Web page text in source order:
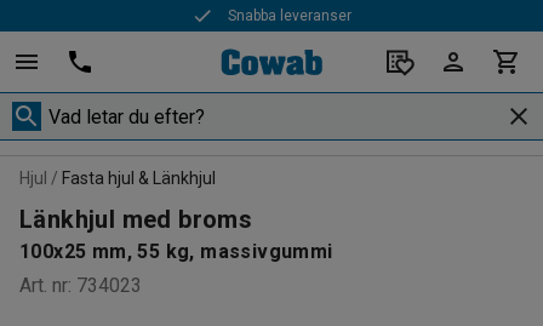
Snabba leveranser
Hjul Fasta hjul & Länkhjul
Länkhjul med broms
100x25 mm, 55 kg, massivgummi
Art. nr: 734023